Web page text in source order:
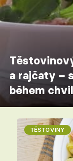
a rajčaty –
během
TĚSTOVINY